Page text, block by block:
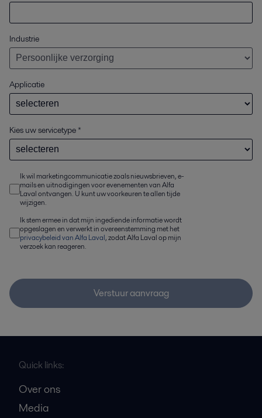
Industrie
Applicatie
Kies uw servicetype *
Ik wil marketingcommunicatie zoals nieuwsbrieven, e-
mails en uitnodigingen voor evenementen van Alfa
Laval ontvangen. U kunt uw voorkeuren te allen tijde
wijzigen.
Ik stem ermee in dat mijn ingediende informatie wordt
opgeslagen en verwerkt in overeenstemming met het
privacybeleid van Alfa Laval, zodat Alfa Laval op mijn
verzoek kan reageren.
Verstuur aanvraag
Quick links:
Over ons
Media